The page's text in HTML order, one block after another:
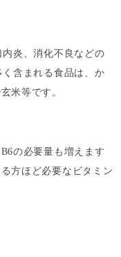
炎、消化不良などの
含まれる食品は、か
米等です。
の必要量も増えます
方ほど必要なビタミン